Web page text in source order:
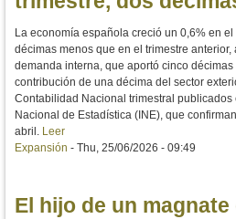
La economía española creció un 0,6% en
décimas menos que en el trimestre
demanda interna, que aportó cinco
contribución de una décima del sector
Contabilidad Nacional trimestral publicados
Nacional de Estadística (INE), que
abril. Leer
Expansión - Thu, 25/06/2026 - 09:49
El hijo de un